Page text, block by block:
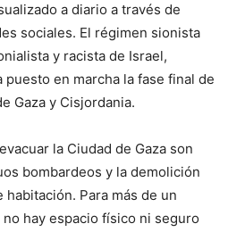
a diario a través de
sociales. El régimen sionista
y racista de Israel,
puesto en marcha la fase final de
Gaza y Cisjordania.
la Ciudad de Gaza son
bombardeos y la demolición
Para más de un
hay espacio físico ni seguro